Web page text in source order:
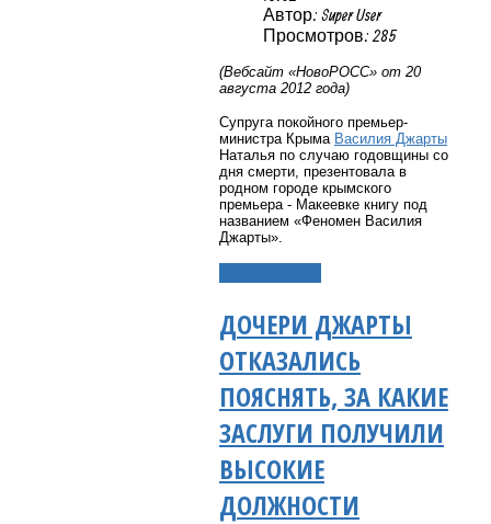
Автор: Super User
Просмотров: 285
(Вебсайт «НовоРОСС» от 20
августа 2012 года)
Супруга покойного премьер-
министра Крыма Василия Джарты
Наталья по случаю годовщины со
дня смерти, презентовала в
родном городе крымского
премьера - Макеевке книгу под
названием «Феномен Василия
Джарты».
ДОЧЕРИ ДЖАРТЫ
ОТКАЗАЛИСЬ
ПОЯСНЯТЬ, ЗА КАКИЕ
ЗАСЛУГИ ПОЛУЧИЛИ
ВЫСОКИЕ
ДОЛЖНОСТИ